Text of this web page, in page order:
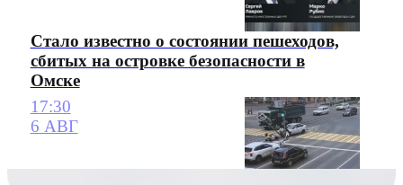
Стало известно о состоянии пешеходов,
сбитых на островке безопасности в
Омске
17:30
6 АВГ